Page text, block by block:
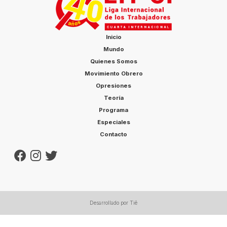
Inicio
Mundo
Quienes Somos
Movimiento Obrero
Opresiones
Teoría
Programa
Especiales
Contacto
Desarrollado por Tiê